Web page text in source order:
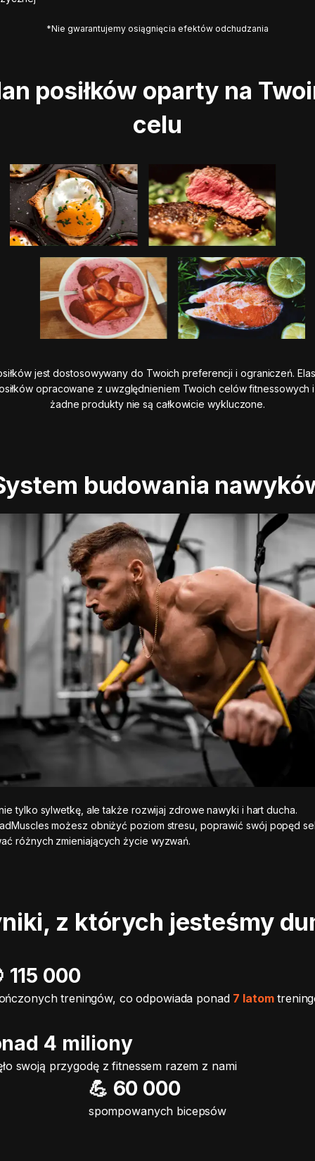
*Nie gwarantujemy osiągnięcia efektów odchudzania
posiłków oparty na
celu
jest dostosowywany do Twoich preferencji i ograniczeń.
opracowane z uwzględnieniem Twoich celów fitnessowych
żadne produkty nie są całkowicie wykluczone.
budowania
tylko sylwetkę, ale także rozwijaj zdrowe nawyki i hart ducha.
możesz obniżyć poziom stresu, poprawić swój popęd
różnych zmieniających życie wyzwań.
z których jesteśmy
4 miliony
swoją przygodę z fitnessem razem z nami
115 000
treningów, co odpowiada ponad 7 latom
💪 60 000
spompowanych bicepsów